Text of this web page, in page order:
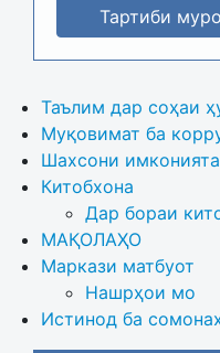
Тартиби
Таълим дар соҳаи
Муқовимат ба
Шахсони
Китобхона
Дар бораи
МАҚОЛАҲО
Маркази матбуот
Нашрҳои мо
Истинод ба